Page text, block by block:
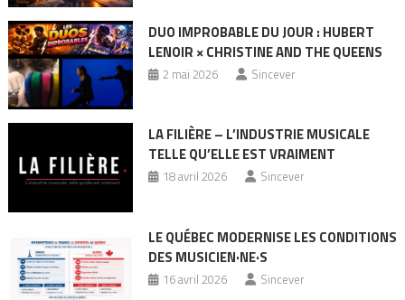
DUO IMPROBABLE DU JOUR : HUBERT
LENOIR × CHRISTINE AND THE QUEENS
2 mai 2026 Sincever
LA FILIÈRE – L’INDUSTRIE MUSICALE
TELLE QU’ELLE EST VRAIMENT
18 avril 2026 Sincever
LE QUÉBEC MODERNISE LES CONDITIONS
DES MUSICIEN·NE·S
16 avril 2026 Sincever